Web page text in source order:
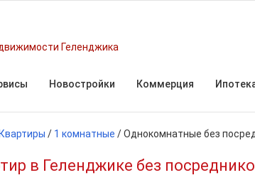
Геленджика
Новостройки Коммерция
Квартиры / 1 комнатные /Однокомнатные без
в Геленджике без